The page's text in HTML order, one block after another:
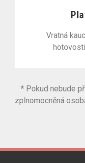
Vratná
* Pokud nebude
zplnomocněná